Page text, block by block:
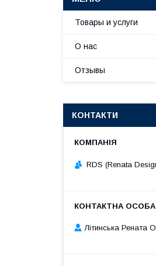
Товары и услуги
О нас
Отзывы
КОНТАКТИ
RDS (Renata
Літинська Рената